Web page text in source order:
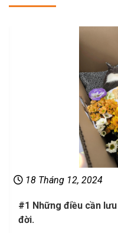
18 Tháng 12, 2024
#1 Những điều cần
đời.